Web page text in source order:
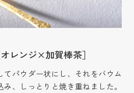
レンジ×加賀棒茶］
パウダー状にし、それをバウム
、しっとりと焼き重ねました。